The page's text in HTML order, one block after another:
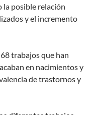
la posible relación
y el incremento
trabajos que han
en nacimientos y
de trastornos y